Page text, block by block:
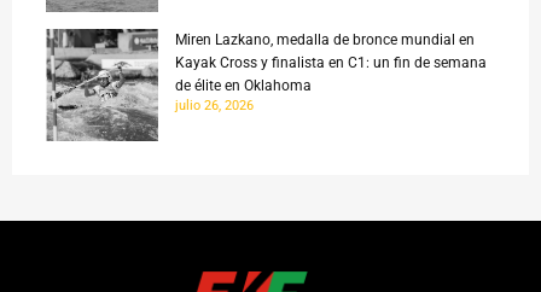
Miren Lazkano, medalla de bronce mundial en
Kayak Cross y finalista en C1: un fin de semana
de élite en Oklahoma
julio 26, 2026